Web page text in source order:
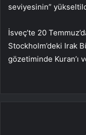
seviyesinin”
İsveç’te 20
Stockholm’deki Irak
gözetiminde Kuran’ı